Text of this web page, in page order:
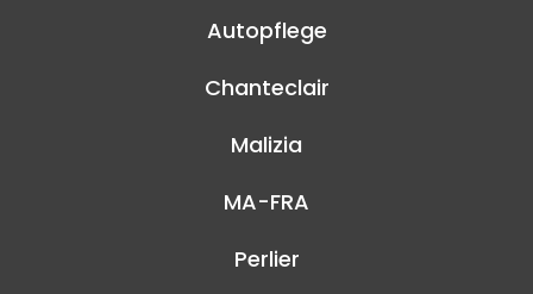
Autopflege
Chanteclair
Malizia
MA-FRA
Perlier